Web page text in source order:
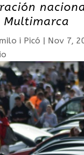
Multimarca
i Picó | Nov 7,